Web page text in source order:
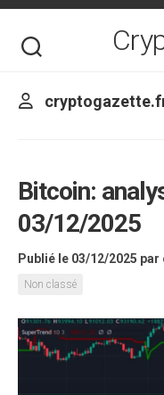
Skip
content
Bitcoin:
03/12/2025
Publié le 03/12/2025 par
Non classé